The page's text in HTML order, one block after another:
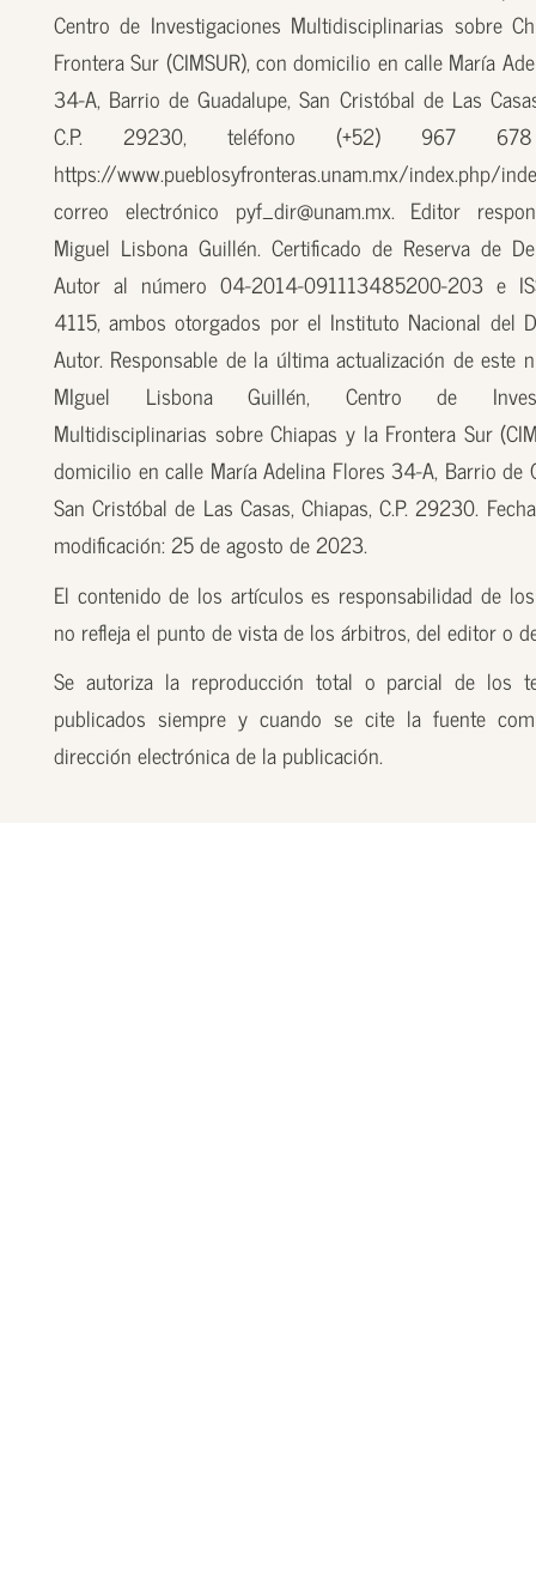
Centro de Investigaciones Multidisciplinarias sobre
Frontera Sur (CIMSUR), con domicilio en calle María
34-A, Barrio de Guadalupe, San Cristóbal de Las
C.P. 29230, teléfono (+52) 967
https://www.pueblosyfronteras.unam.mx/index.php/
correo electrónico pyf_dir@unam.mx. Editor
Miguel Lisbona Guillén. Certificado de Reserva de
Autor al número 04-2014-091113485200-203 e
4115, ambos otorgados por el Instituto Nacional del
Autor. Responsable de la última actualización de este
MIguel Lisbona Guillén, Centro de
Multidisciplinarias sobre Chiapas y la Frontera Sur
domicilio en calle María Adelina Flores 34-A, Barrio de
San Cristóbal de Las Casas, Chiapas, C.P. 29230.
modificación: 25 de agosto de 2023.
El contenido de los artículos es responsabilidad de
no refleja el punto de vista de los árbitros, del editor o
Se autoriza la reproducción total o parcial de los
publicados siempre y cuando se cite la fuente
dirección electrónica de la publicación.